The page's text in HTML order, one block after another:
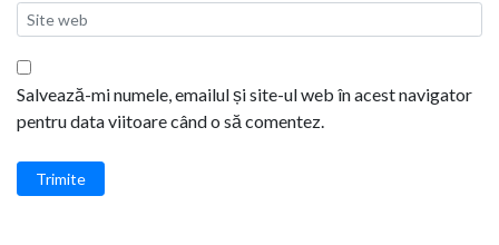
Salvează-mi numele, emailul și site-ul web în acest navigator
pentru data viitoare când o să comentez.
Trimite